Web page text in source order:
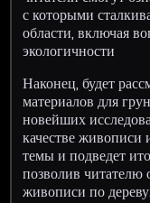
с которыми
области, включая
экологичности
Наконец, будет
материалов для
новейших
качестве живописи
темы и подведет
позволив читателю
живописи по